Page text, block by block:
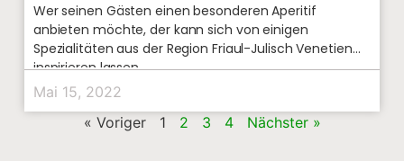
Wer seinen Gästen einen besonderen Aperitif
anbieten möchte, der kann sich von einigen
Spezialitäten aus der Region Friaul-Julisch Venetien
inspirieren lassen.
Mai 15, 2022
« Voriger
1 2 3 4 Nächster »